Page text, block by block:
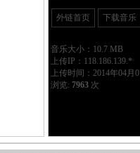
外链首页 下载音乐
音乐大小：10.7 MB
上传IP：118.186.139.*
上传时间：2014年04月
浏览: 7963次